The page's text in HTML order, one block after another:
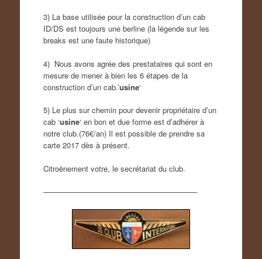
3) La base utilisée pour la construction d’un cab
ID/DS est toujours une berline (la légende sur les
breaks est une faute historique)
4) Nous avons agrée des prestataires qui sont en
mesure de mener à bien les 6 étapes de la
construction d’un cab.’usine‘
5) Le plus sur chemin pour devenir propriétaire d’un
cab ‘usine‘ en bon et due forme est d’adhérer à
notre club.(76€/an) Il est possible de prendre sa
carte 2017 dès à présent.
Citroënement votre, le secrétariat du club.
————————————————————-